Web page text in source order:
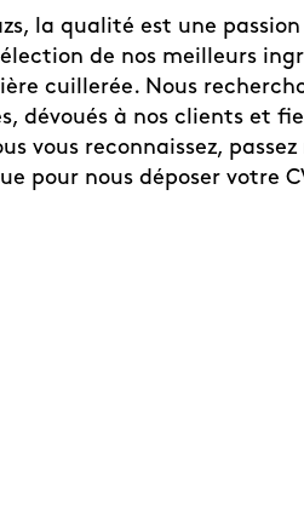
la qualité est une
de nos meilleurs
cuillerée. Nous
dévoués à nos clients et
vous reconnaissez, passez
pour nous déposer votre